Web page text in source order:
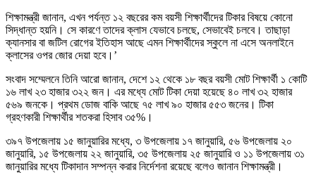
শিক্ষামন্ত্রী জানান, এখন পর্যন্ত ১২ বছরের কম বয়সী শিক্ষার্থীদের টিকার বিষয়ে কোনো
সিদ্ধান্ত হয়নি। সে কারণে তাদের ক্লাস যেভাবে চলছে, সেভাবেই চলবে। তাছাড়া
ক্যানসার বা জটিল রোগের ইতিহাস আছে এমন শিক্ষার্থীদের স্কুলে না এসে অনলাইনে
ক্লাসের ওপর জোর দেয়া হবে।’
সংবাদ সম্মেলনে তিনি আরো জানান, দেশে ১২ থেকে ১৮ বছর বয়সী মোট শিক্ষার্থী ১ কোটি
১৬ লাখ ২৩ হাজার ৩২২ জন। এর মধ্যে মোট টিকা দেয়া হয়েছে ৪০ লাখ ৩২ হাজার
৫৬৯ জনকে। প্রথম ডোজ বাকি আছে ৭৫ লাখ ৯০ হাজার ৫৫৩ জনের। টিকা
গ্রহণকারী শিক্ষার্থীর শতকরা হিসাব ৩৫%।
৩৯৭ উপজেলায় ১৫ জানুয়ারির মধ্যে, ৩ উপজেলায় ১৭ জানুয়ারি, ৫৬ উপজেলায় ২০
জানুয়ারি, ১৫ উপজেলায় ২২ জানুয়ারি, ৩৫ উপজেলায় ২৫ জানুয়ারি ও ১১ উপজেলায় ৩১
জানুয়ারির মধ্যে টিকাদান সম্পন্ন করার নির্দেশনা রয়েছে বলেও জানান শিক্ষামন্ত্রী।